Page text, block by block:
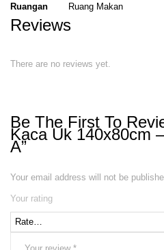
Ruangan Ruang Makan
Reviews
There are no reviews yet.
Be The First To
Kaca Uk 140x80cm
A”
Your email address will not be
Your rating